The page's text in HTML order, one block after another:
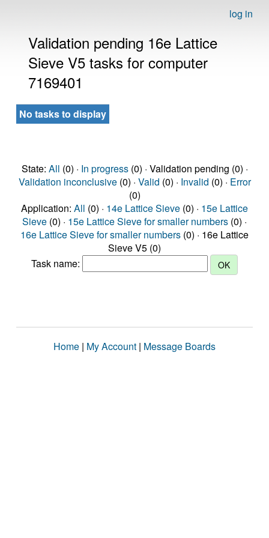
log in
Validation pending 16e Lattice
Sieve V5 tasks for computer
7169401
No tasks to display
State: All (0) · In progress(0) · Validation pending (0) ·
Validation inconclusive(0) · Valid (0) · Invalid (0) · Error
(0)
Application: All (0) · 14e Lattice Sieve (0) · 15e Lattice
Sieve (0) · 15e Lattice Sieve for smaller numbers (0) ·
16e Lattice Sieve for smaller numbers (0) · 16e Lattice
Sieve V5 (0)
Task name:
Home | My Account | Message Boards